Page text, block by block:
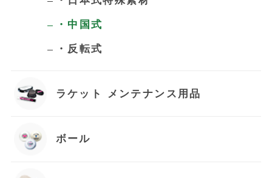
お買い物を続ける
カートへ進む
・中国式
・反転式
ラケット メンテナンス用品
ボール